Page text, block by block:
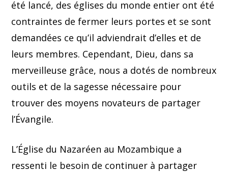
été lancé, des églises du monde entier ont été
contraintes de fermer leurs portes et se sont
demandées ce qu’il adviendrait d’elles et de
leurs membres. Cependant, Dieu, dans sa
merveilleuse grâce, nous a dotés de nombreux
outils et de la sagesse nécessaire pour
trouver des moyens novateurs de partager
l’Évangile.
L’Église du Nazaréen au Mozambique a
ressenti le besoin de continuer à partager